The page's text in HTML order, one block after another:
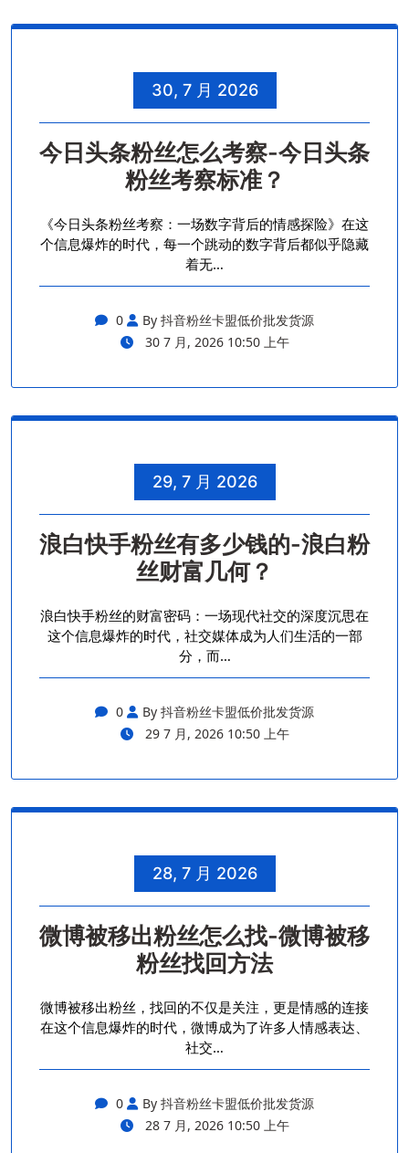
30, 7 月 2026
今日头条粉丝怎么考察-今日头条
粉丝考察标准？
《今日头条粉丝考察：一场数字背后的情感探险》在这
个信息爆炸的时代，每一个跳动的数字背后都似乎隐藏
着无…
0
By 抖音粉丝卡盟低价批发货源
30 7 月, 2026 10:50 上午
29, 7 月 2026
浪白快手粉丝有多少钱的-浪白粉
丝财富几何？
浪白快手粉丝的财富密码：一场现代社交的深度沉思在
这个信息爆炸的时代，社交媒体成为人们生活的一部
分，而…
0
By 抖音粉丝卡盟低价批发货源
29 7 月, 2026 10:50 上午
28, 7 月 2026
微博被移出粉丝怎么找-微博被移
粉丝找回方法
微博被移出粉丝，找回的不仅是关注，更是情感的连接
在这个信息爆炸的时代，微博成为了许多人情感表达、
社交…
0
By 抖音粉丝卡盟低价批发货源
28 7 月, 2026 10:50 上午